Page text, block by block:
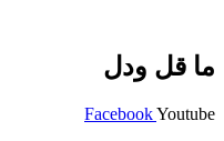
ما قل ودل
FacebookYoutube